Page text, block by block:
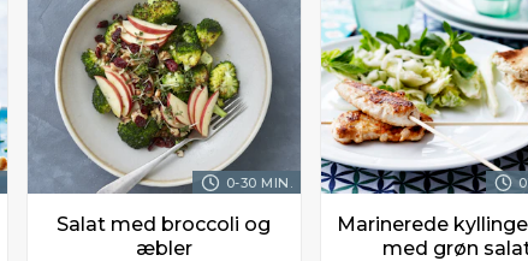
0-30 MIN.
Salat med broccoli og
æbler
Marinerede
med grøn